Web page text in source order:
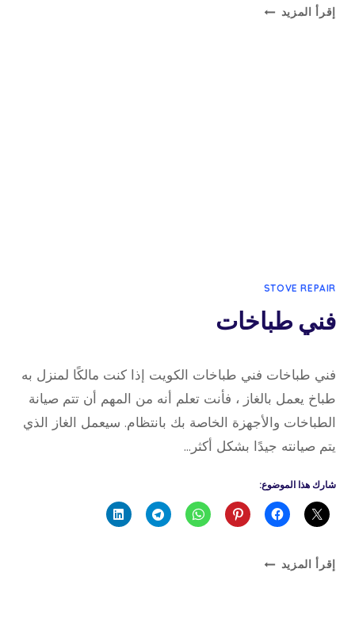
إقرأ المزيد تصليح
STOVE REPAIR
فني طباخات
admin
فني طباخات فني طباخات الكويت إذا كنت مالكًا لمنزل به
طباخ يعمل بالغاز ، فأنت تعلم أنه من المهم أن تتم صيانة
الطباخات والأجهزة الخاصة بك بانتظام. سيعمل الغاز الذي
يتم صيانته جيدًا بشكل أكثر…
شارك هذا الموضوع:
إقرأ المزيد فني